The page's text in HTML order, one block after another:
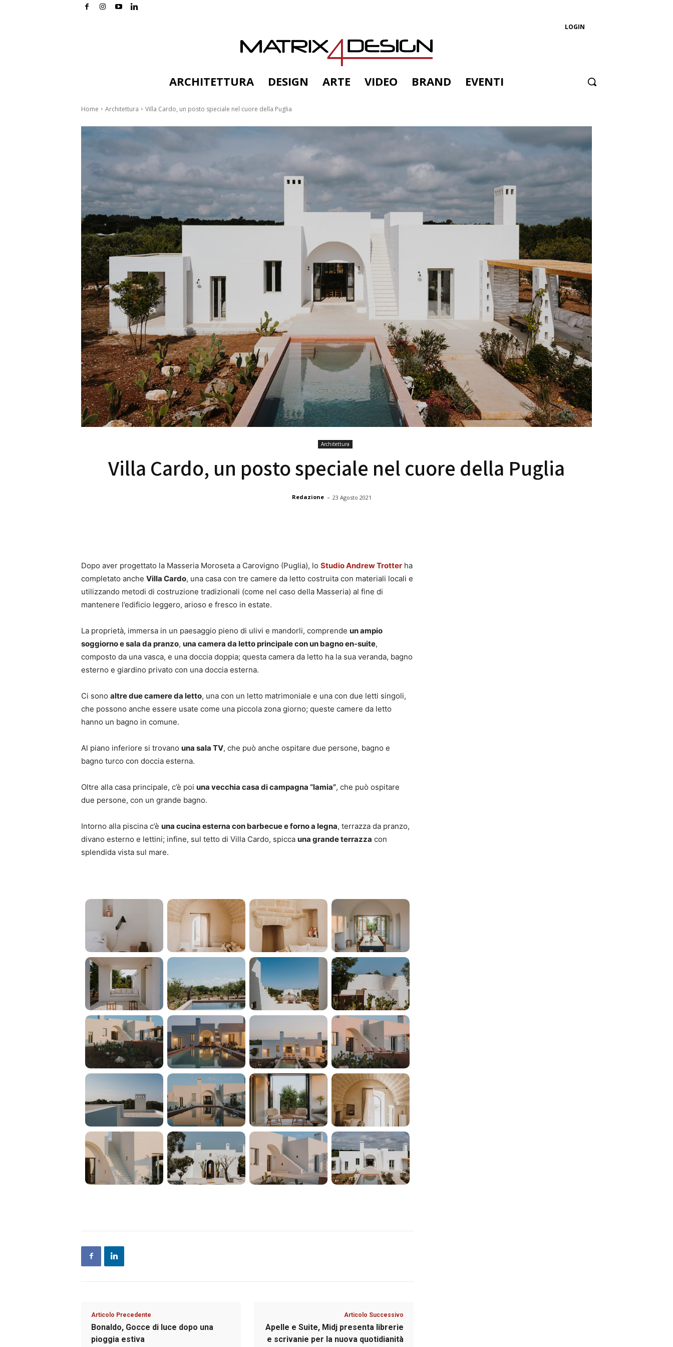
LOGIN
ARCHITETTURA DESIGN ARTE VIDEO BRAND EVENTI
Home Architettura Villa Cardo, un posto speciale nel cuore della Puglia
Architettura
Villa Cardo, un posto speciale nel cuore della Puglia
Redazione - 23 Agosto 2021
Dopo aver progettato la Masseria Moroseta a Carovigno (Puglia), lo Studio Andrew Trotter ha
completato anche Villa Cardo, una casa con tre camere da letto costruita con materiali locali e
utilizzando metodi di costruzione tradizionali (come nel caso della Masseria) al fine di
mantenere l’edificio leggero, arioso e fresco in estate.
La proprietà, immersa in un paesaggio pieno di ulivi e mandorli, comprende un ampio
soggiorno e sala da pranzo, una camera da letto principale con un bagno en-suite,
composto da una vasca, e una doccia doppia; questa camera da letto ha la sua veranda, bagno
esterno e giardino privato con una doccia esterna.
Ci sono altre due camere da letto, una con un letto matrimoniale e una con due letti singoli,
che possono anche essere usate come una piccola zona giorno; queste camere da letto
hanno un bagno in comune.
Al piano inferiore si trovano una sala TV, che può anche ospitare due persone, bagno e
bagno turco con doccia esterna.
Oltre alla casa principale, c’è poi una vecchia casa di campagna “lamia”, che può ospitare
due persone, con un grande bagno.
Intorno alla piscina c’è una cucina esterna con barbecue e forno a legna, terrazza da pranzo,
divano esterno e lettini; infine, sul tetto di Villa Cardo, spicca una grande terrazza con
splendida vista sul mare.
Articolo Precedente
Bonaldo, Gocce di luce dopo una
pioggia estiva
Articolo Successivo
Apelle e Suite, Midj presenta librerie
e scrivanie per la nuova quotidianità